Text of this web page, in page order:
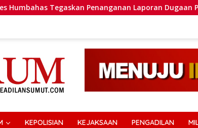
Penanganan Laporan Dugaan Pembakaran Lahan
KEPOLISIAN KEJAKSAAN PENGADILAN